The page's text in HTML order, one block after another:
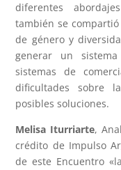
diferentes
también se
de género y
generar un
sistemas de
dificultades sobre
posibles soluciones.
Melisa Iturriarte,
crédito de Impulso
de este Encuentro